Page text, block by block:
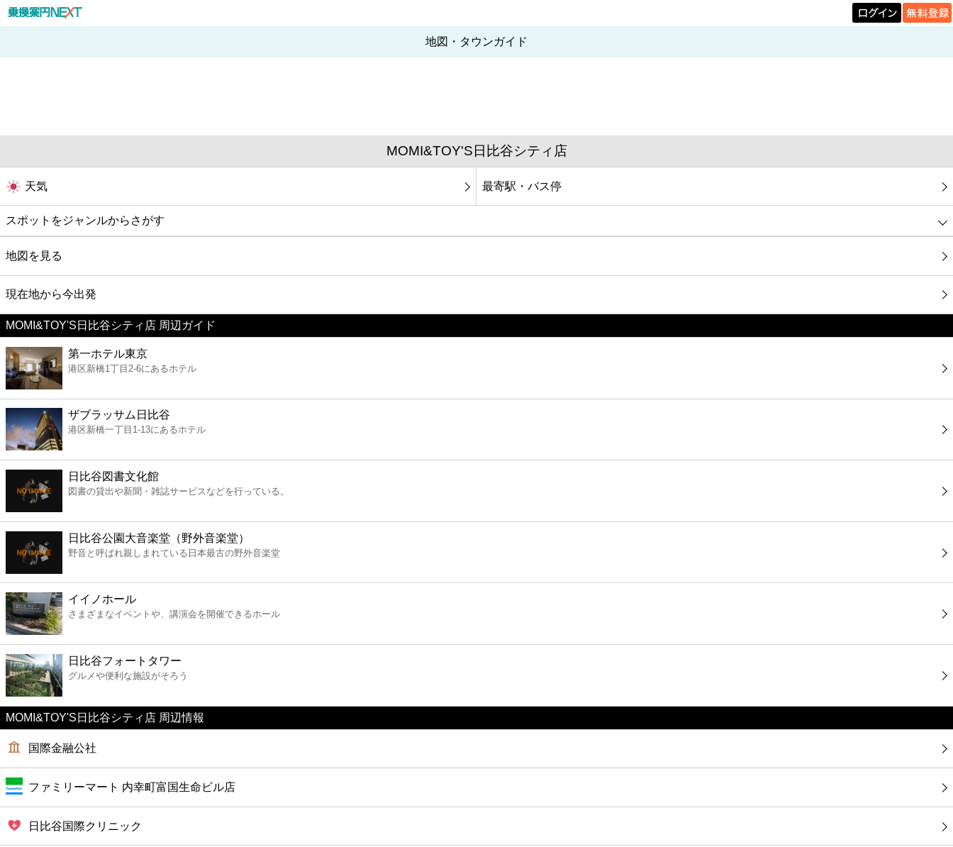
地図・タウンガイド
MOMI&TOY'S日比谷シティ店
天気 最寄駅・バス停
スポットをジャンルからさがす
グルメ
映画
美容
コンビニ
薬局
スーパー
エンタメ
レジャー
書店
ファミレス
ファーストフード
カフェ
ショッピング
公共
地図を見る
現在地から今出発
MOMI&TOY'S日比谷シティ店 周辺ガイド
第一ホテル東京
港区新橋1丁目2-6にあるホテル
ザブラッサム日比谷
港区新橋一丁目1-13にあるホテル
日比谷図書文化館
図書の貸出や新聞・雑誌サービスなどを行っている。
日比谷公園大音楽堂（野外音楽堂）
野音と呼ばれ親しまれている日本最古の野外音楽堂
イイノホール
さまざまなイベントや、講演会を開催できるホール
日比谷フォートタワー
グルメや便利な施設がそろう
MOMI&TOY'S日比谷シティ店 周辺情報
国際金融公社
ファミリーマート 内幸町富国生命ビル店
日比谷国際クリニック